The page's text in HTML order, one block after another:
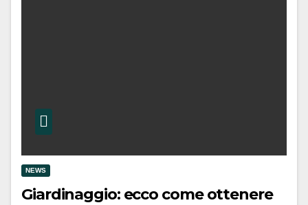
NEWS
Giardinaggio: ecco come ottenere